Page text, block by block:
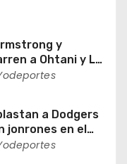
y
a Ohtani y Los
a Dodgers
jonrones en el